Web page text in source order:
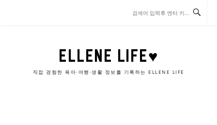
ELLENE LIFE♥
직접 경험한 육아·여행·생활 정보를 기록하는 ELLENE LIFE